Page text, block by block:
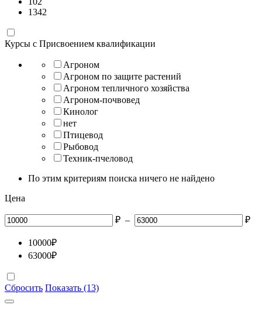
1342
Курсы с Присвоением квалификации
Агроном
Агроном по защите растений
Агроном тепличного хозяйства
Агроном-почвовед
Кинолог
нет
Птицевод
Рыбовод
Техник-пчеловод
По этим критериям поиска ничего не найдено
Цена
₽ – ₽
10000₽
63000₽
Сбросить Показать (13)